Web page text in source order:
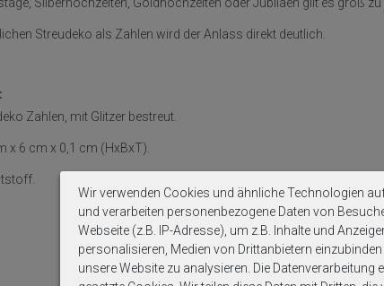
Streudeko als Zahlen wird der Anlass direkt deutlich.
Zahlen, mit Glitzer bestreut.
x 6 cm x 0,1 cm (HxBxT).
Weitere
Wir verwenden Cookies und ähnliche Technologien
und verarbeiten personenbezogene Daten von
Webseite (z.B. IP-Adresse), um z.B. Inhalte und
personalisieren, Medien von Drittanbietern
unsere Website zu analysieren. Die Datenverarbeitung